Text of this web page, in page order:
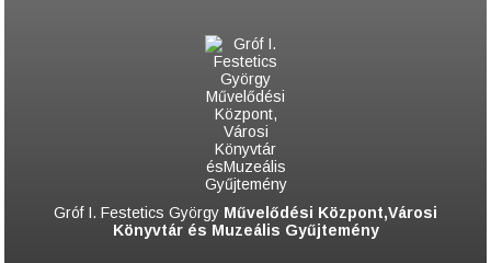
Gróf I. Festetics György Művelődési Központ,Városi
Könyvtár és Muzeális Gyűjtemény